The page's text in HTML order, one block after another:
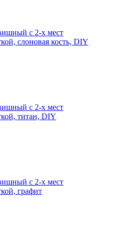
с 2-х мест
слоновая кость, DIY
с 2-х мест
титан, DIY
с 2-х мест
графит